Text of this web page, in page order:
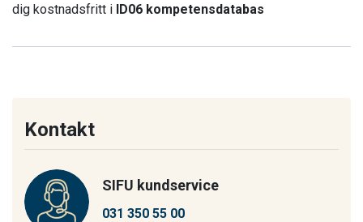
dig kostnadsfritt i ID06 kompetensdatabas
Kontakt
SIFU kundservice
031 350 55 00